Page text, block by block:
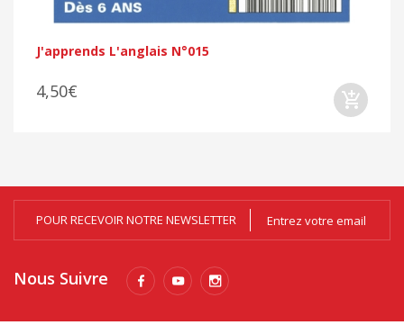
J'apprends L'anglais N°015
4,50€
POUR RECEVOIR NOTRE NEWSLETTER
Nous Suivre